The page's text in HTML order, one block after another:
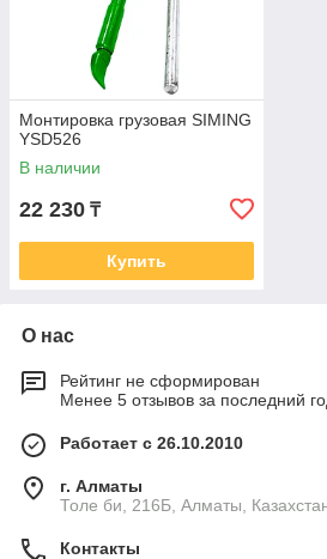
Монтировка грузовая SIMING
YSD526
В наличии
22 230 ₸
Купить
О нас
Рейтинг не сформирован
Менее 5 отзывов за последний
Работает с 26.10.2010
г. Алматы
Толе би, 216Б, Алматы,
Контакты